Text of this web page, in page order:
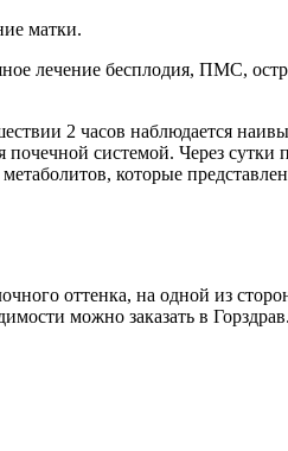
матки.
лечение бесплодия, ПМС,
2 часов наблюдается
почечной системой. Через сутки
которые
оттенка, на одной из
можно заказать в Горздрав.